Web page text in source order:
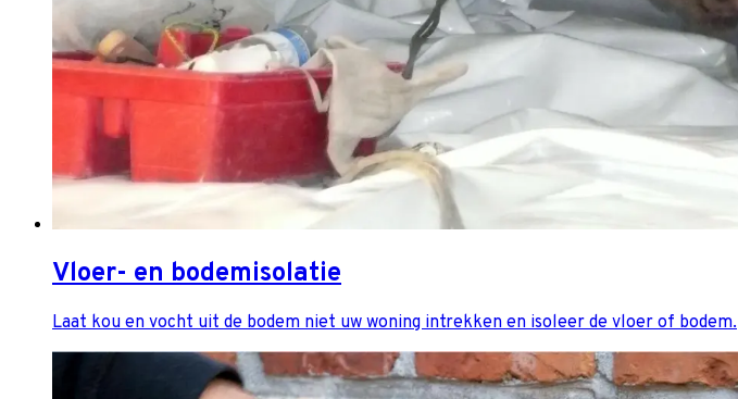
Vloer- en bodemisolatie
Laat kou en vocht uit de bodem niet uw woning intrekken en isoleer de vloer of bodem.